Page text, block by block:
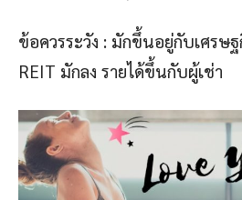
ข้อควรระวัง : มักขึ้นอยู่กับเศรษ
REIT มักลง รายได้ขึ้นกับผู้เช่า